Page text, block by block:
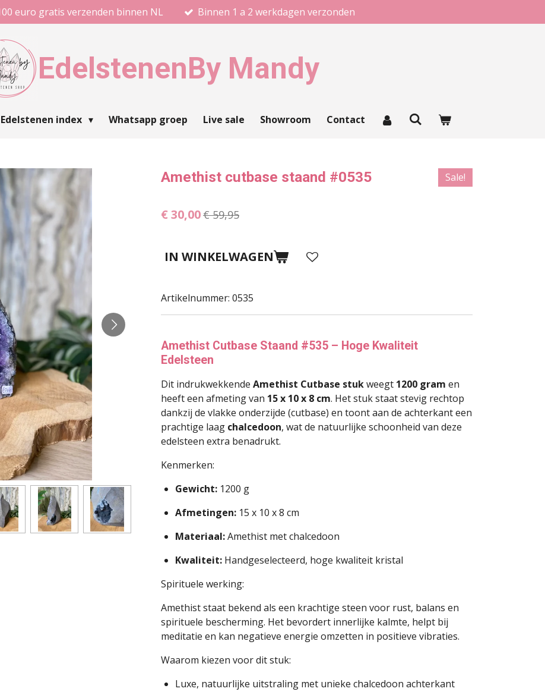
euro gratis verzenden binnen NL Binnen 1 a 2 werkdagen verzonden
EdelstenenBy Mandy
Edelstenen index Whatsapp groep Live sale Showroom Contact
Amethist cutbase staand #0535 Sale!
€ 30,00€ 59,95
IN WINKELWAGEN
Artikelnummer: 0535
Amethist Cutbase Staand #535 – Hoge Kwaliteit
Edelsteen
Dit indrukwekkende Amethist Cutbase stukweegt 1200 gram en
heeft een afmeting van 15 x 10 x 8 cm. Het stuk staat stevig rechtop
dankzij de vlakke onderzijde (cutbase) en toont aan de achterkant een
prachtige laag chalcedoon, wat de natuurlijke schoonheid van deze
edelsteen extra benadrukt.
Kenmerken:
Gewicht: 1200 g
Afmetingen: 15 x 10 x 8 cm
Materiaal:Amethist met chalcedoon
Kwaliteit: Handgeselecteerd, hoge kwaliteit kristal
Spirituele werking:
Amethist staat bekend als een krachtige steen voor rust, balans en
spirituele bescherming. Het bevordert innerlijke kalmte, helpt bij
meditatie en kan negatieve energie omzetten in positieve vibraties.
Waarom kiezen voor dit stuk:
Luxe, natuurlijke uitstraling met unieke chalcedoon achterkant